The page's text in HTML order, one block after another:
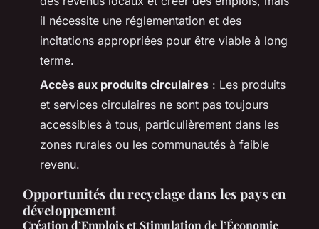
il nécessite une réglementation et des
incitations appropriées pour être viable à long
terme.
Accès aux produits circulaires : Les produits
et services circulaires ne sont pas toujours
accessibles à tous, particulièrement dans les
zones rurales ou les communautés à faible
revenu.
Opportunités du recyclage dans les pays en
développement
Création d’Emplois et Stimulation de l’Économie